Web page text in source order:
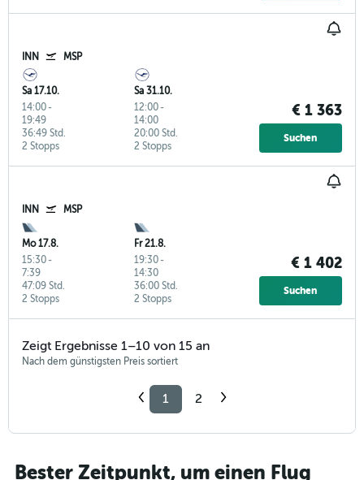
INN MSP
Sa 17.10.
14:00-
19:49
2 Stopps
36:49 Std.
Sa 31.10.
12:00-
14:00
2 Stopps
20:00 Std.
€ 1 363
Suchen
INN MSP
Mo 17.8.
15:30-
7:39
2 Stopps
47:09 Std.
Fr 21.8.
19:30-
14:30
2 Stopps
36:00 Std.
€ 1 402
Suchen
Zeigt Ergebnisse 1–10 von 15 an
Nach dem günstigsten Preis sortiert
1 2
Bester Zeitpunkt, um einen Flug